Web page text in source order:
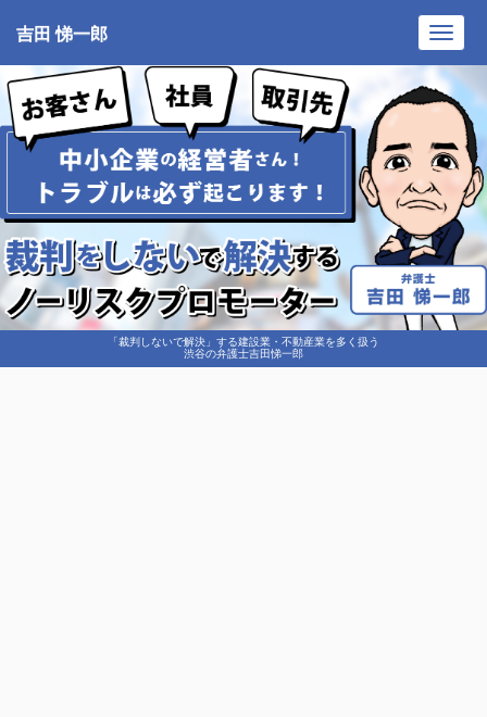
「裁判しないで解決」する建設業・不動産業を多く扱う
渋谷の弁護士吉田悌一郎
吉田 悌一郎